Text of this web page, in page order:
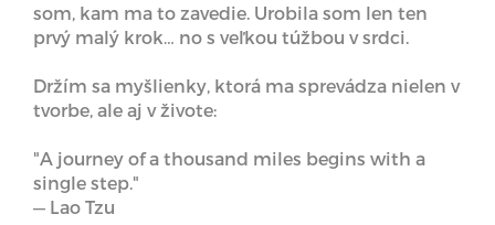
som, kam ma to zavedie. Urobila som len ten
prvý malý krok… no s veľkou túžbou v srdci.
Držím sa myšlienky, ktorá ma sprevádza nielen v
tvorbe, ale aj v živote:
"A journey of a thousand miles begins with a
single step."
— Lao Tzu